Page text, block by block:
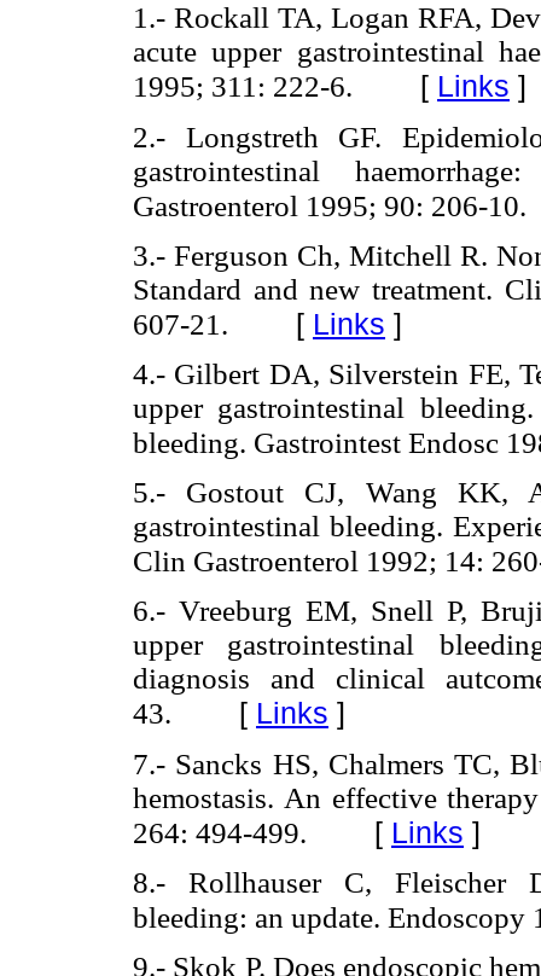
1.- Rockall TA, Logan RFA,
acute upper gastrointestinal
1995; 311: 222-6. [ Links ]
2.- Longstreth GF.
gastrointestinal
Gastroenterol 1995; 90: 206-10.
3.- Ferguson Ch, Mitchell R.
Standard and new treatment.
607-21. [ Links ]
4.- Gilbert DA, Silverstein FE,
upper gastrointestinal
bleeding. Gastrointest Endosc
5.- Gostout CJ, Wang KK,
gastrointestinal bleeding.
Clin Gastroenterol 1992; 14:
6.- Vreeburg EM, Snell P,
upper gastrointestinal
diagnosis and clinical
43. [ Links ]
7.- Sancks HS, Chalmers TC,
hemostasis. An effective
264: 494-499. [ Links ]
8.- Rollhauser C, Fleischer
bleeding: an update. Endoscopy
9.- Skok P. Does endoscopic